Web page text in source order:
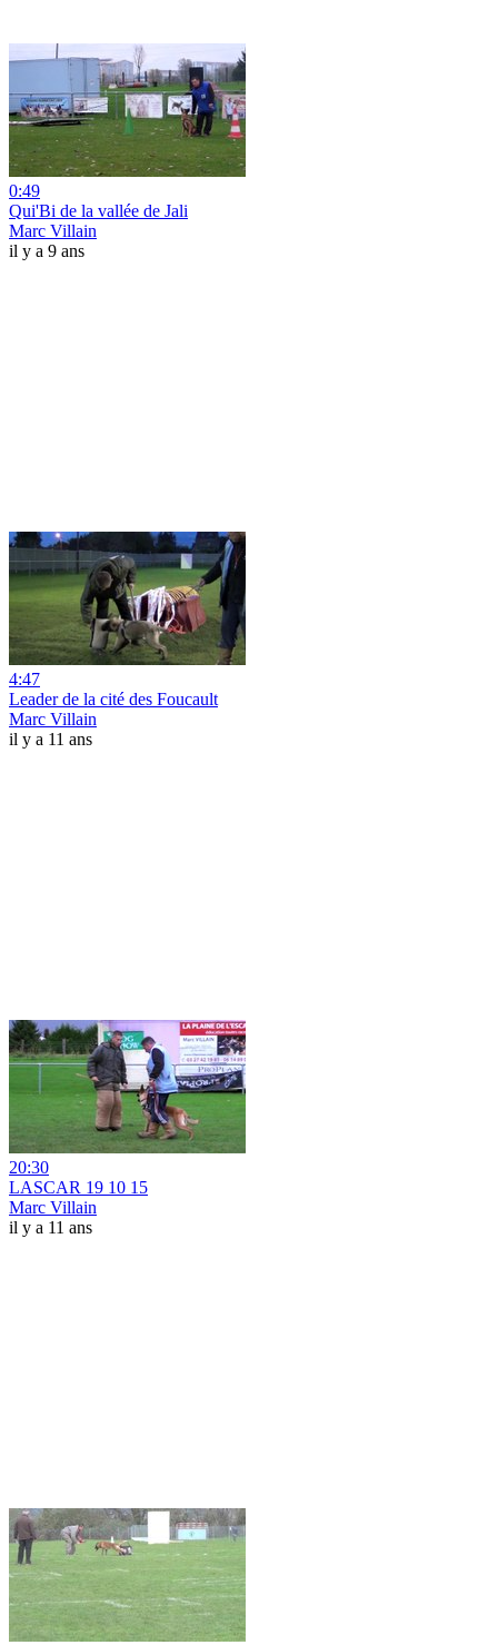
0:49
Qui'Bi de la vallée de Jali
Marc Villain
il y a 9 ans
4:47
Leader de la cité des Foucault
Marc Villain
il y a 11 ans
20:30
LASCAR 19 10 15
Marc Villain
il y a 11 ans